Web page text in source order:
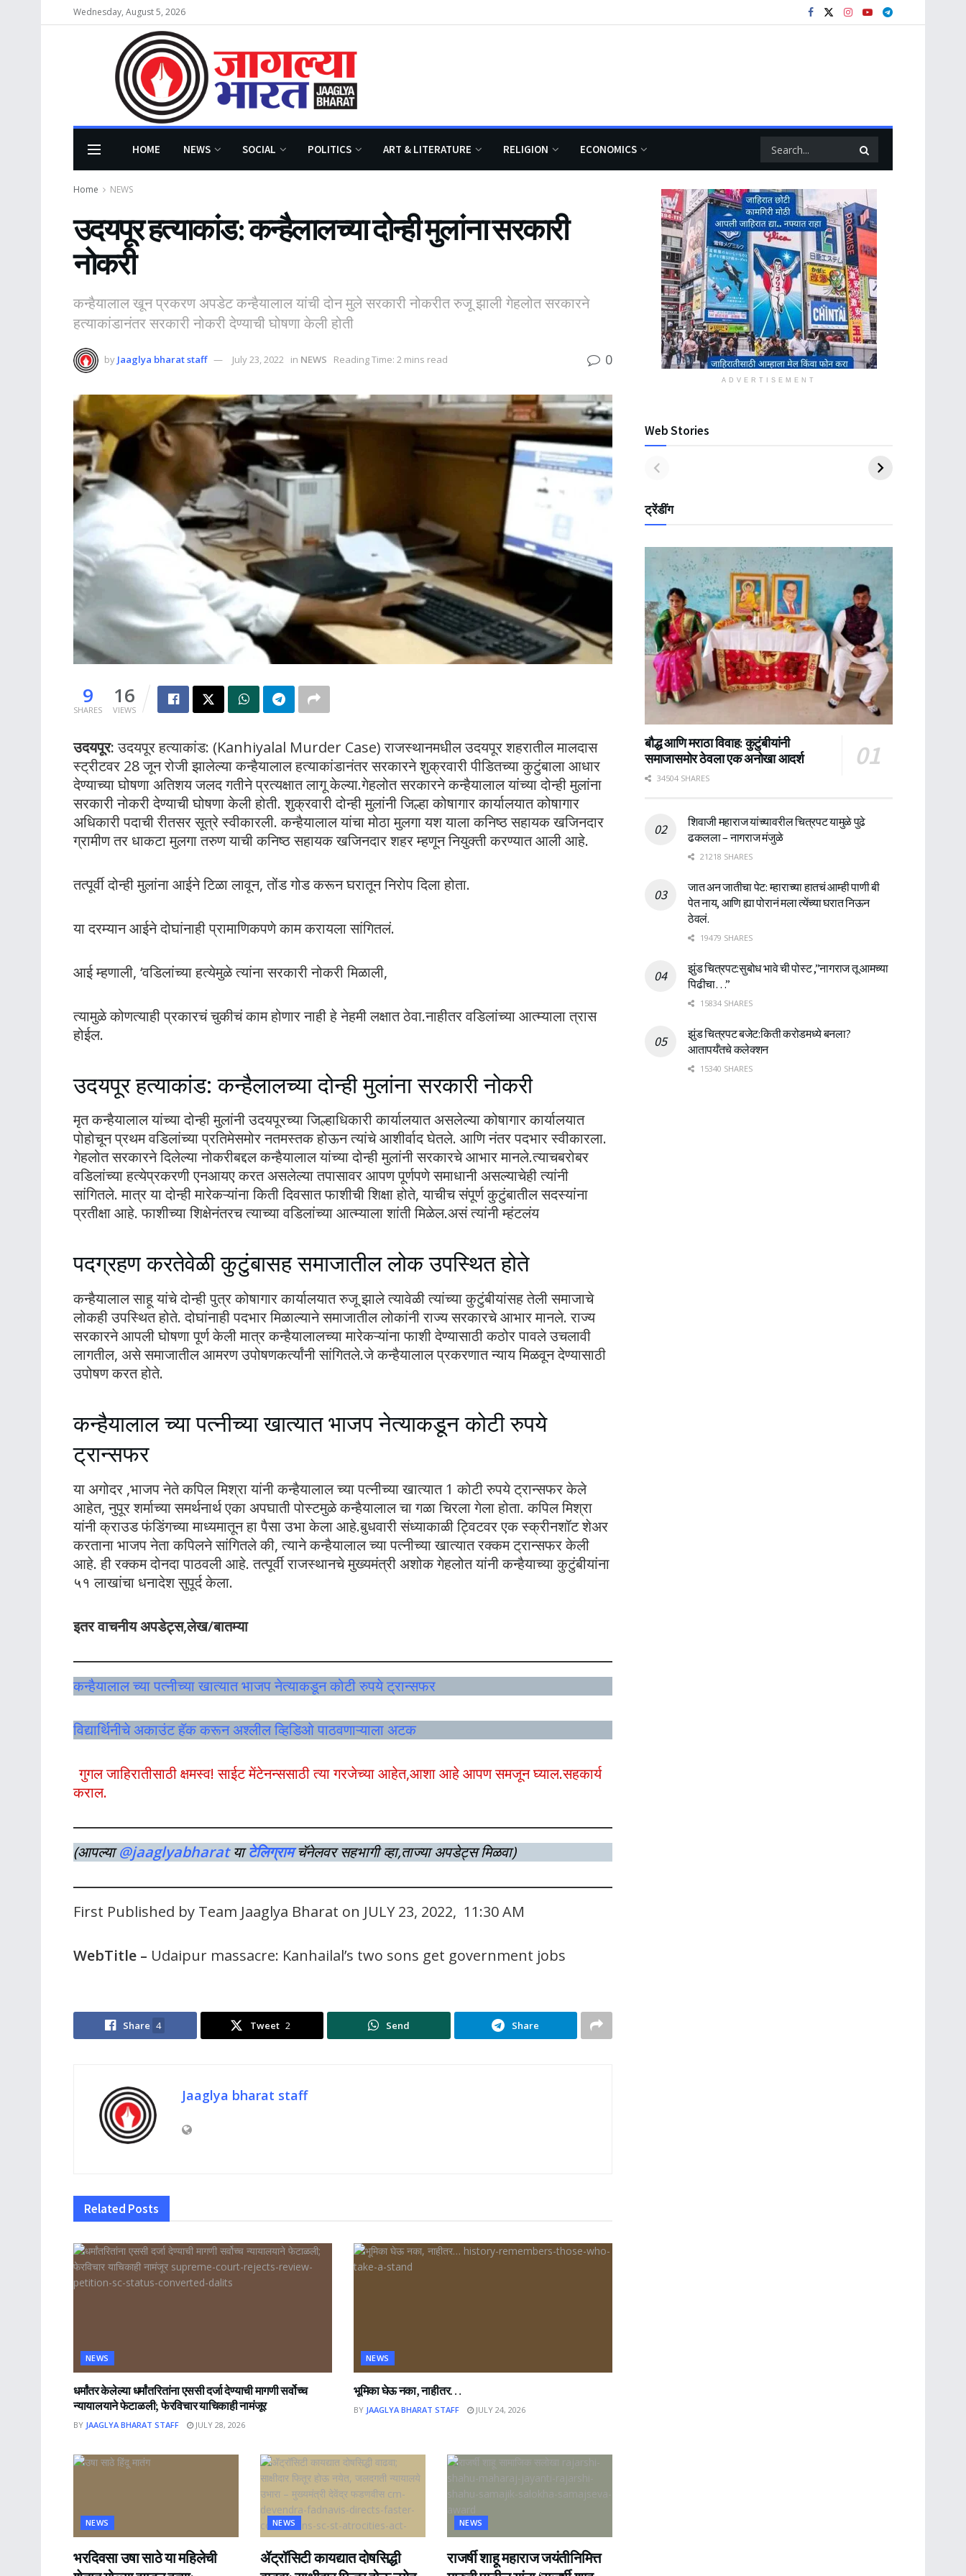
Wednesday, August 5, 2026
HOME NEWS SOCIAL POLITICS ART & LITERATURE RELIGION ECONOMICS
Home NEWS
उदयपूर हत्याकांड: कन्हैलालच्या दोन्ही मुलांना सरकारी
नोकरी
कन्हैयालाल खून प्रकरण अपडेट कन्हैयालाल यांची दोन मुले सरकारी नोकरीत रुजू झाली गेहलोत सरकारने
हत्याकांडानंतर सरकारी नोकरी देण्याची घोषणा केली होती
by Jaaglya bharat staff July 23, 2022 in NEWS Reading Time: 2 mins read 0
9
SHARES
16
VIEWS
उदयपूर:उदयपूर हत्याकांड: (Kanhiyalal Murder Case) राजस्थानमधील उदयपूर शहरातील मालदास
स्ट्रीटवर 28 जून रोजी झालेल्या कन्हैयालाल हत्याकांडानंतर सरकारने शुक्रवारी पीडितच्या कुटुंबाला आधार
देण्याच्या घोषणा अतिशय जलद गतीने प्रत्यक्षात लागू केल्या.गेहलोत सरकारने कन्हैयालाल यांच्या दोन्ही मुलांना
सरकारी नोकरी देण्याची घोषणा केली होती. शुक्रवारी दोन्ही मुलांनी जिल्हा कोषागार कार्यालयात कोषागार
अधिकारी पदाची रीतसर सूत्रे स्वीकारली. कन्हैयालाल यांचा मोठा मुलगा यश याला कनिष्ठ सहायक खजिनदार
ग्रामीण तर धाकटा मुलगा तरुण याची कनिष्ठ सहायक खजिनदार शहर म्हणून नियुक्ती करण्यात आली आहे.
तत्पूर्वी दोन्ही मुलांना आईने टिळा लावून, तोंड गोड करून घरातून निरोप दिला होता.
या दरम्यान आईने दोघांनाही प्रामाणिकपणे काम करायला सांगितलं.
आई म्हणाली, ‘वडिलांच्या हत्येमुळे त्यांना सरकारी नोकरी मिळाली,
त्यामुळे कोणत्याही प्रकारचं चुकीचं काम होणार नाही हे नेहमी लक्षात ठेवा.नाहीतर वडिलांच्या आत्म्याला त्रास
होईल.
उदयपूर हत्याकांड: कन्हैलालच्या दोन्ही मुलांना सरकारी नोकरी
मृत कन्हैयालाल यांच्या दोन्ही मुलांनी उदयपूरच्या जिल्हाधिकारी कार्यालयात असलेल्या कोषागार कार्यालयात
पोहोचून प्रथम वडिलांच्या प्रतिमेसमोर नतमस्तक होऊन त्यांचे आशीर्वाद घेतले. आणि नंतर पदभार स्वीकारला.
गेहलोत सरकारने दिलेल्या नोकरीबद्दल कन्हैयालाल यांच्या दोन्ही मुलांनी सरकारचे आभार मानले.त्याचबरोबर
वडिलांच्या हत्येप्रकरणी एनआयए करत असलेल्या तपासावर आपण पूर्णपणे समाधानी असल्याचेही त्यांनी
सांगितले. मात्र या दोन्ही मारेकऱ्यांना किती दिवसात फाशीची शिक्षा होते, याचीच संपूर्ण कुटुंबातील सदस्यांना
प्रतीक्षा आहे. फाशीच्या शिक्षेनंतरच त्याच्या वडिलांच्या आत्म्याला शांती मिळेल.असं त्यांनी म्हंटलंय
पदग्रहण करतेवेळी कुटुंबासह समाजातील लोक उपस्थित होते
कन्हैयालाल साहू यांचे दोन्ही पुत्र कोषागार कार्यालयात रुजू झाले त्यावेळी त्यांच्या कुटुंबीयांसह तेली समाजाचे
लोकही उपस्थित होते. दोघांनाही पदभार मिळाल्याने समाजातील लोकांनी राज्य सरकारचे आभार मानले. राज्य
सरकारने आपली घोषणा पूर्ण केली मात्र कन्हैयालालच्या मारेकऱ्यांना फाशी देण्यासाठी कठोर पावले उचलावी
लागतील, असे समाजातील आमरण उपोषणकर्त्यांनी सांगितले.जे कन्हैयालाल प्रकरणात न्याय मिळवून देण्यासाठी
उपोषण करत होते.
कन्हैयालाल च्या पत्नीच्या खात्यात भाजप नेत्याकडून कोटी रुपये
ट्रान्सफर
या अगोदर ,भाजप नेते कपिल मिश्रा यांनी कन्हैयालाल च्या पत्नीच्या खात्यात 1 कोटी रुपये ट्रान्सफर केले
आहेत, नुपूर शर्माच्या समर्थनार्थ एका अपघाती पोस्टमुळे कन्हैयालाल चा गळा चिरला गेला होता. कपिल मिश्रा
यांनी क्राउड फंडिंगच्या माध्यमातून हा पैसा उभा केला आहे.बुधवारी संध्याकाळी ट्विटवर एक स्क्रीनशॉट शेअर
करताना भाजप नेता कपिलने सांगितले की, त्याने कन्हैयालाल च्या पत्नीच्या खात्यात रक्कम ट्रान्सफर केली
आहे. ही रक्कम दोनदा पाठवली आहे. तत्पूर्वी राजस्थानचे मुख्यमंत्री अशोक गेहलोत यांनी कन्हैयाच्या कुटुंबीयांना
५१ लाखांचा धनादेश सुपूर्द केला.
इतर वाचनीय अपडेट्स,लेख/बातम्या
कन्हैयालाल च्या पत्नीच्या खात्यात भाजप नेत्याकडून कोटी रुपये ट्रान्सफर
विद्यार्थिनीचे अकाउंट हॅक करून अश्लील व्हिडिओ पाठवणाऱ्याला अटक
गुगल जाहिरातीसाठी क्षमस्व! साईट मेंटेनन्ससाठी त्या गरजेच्या आहेत,आशा आहे आपण समजून घ्याल.सहकार्य
कराल.
(आपल्या@jaaglyabharat याटेलिग्राम चॅनेलवर सहभागी व्हा,ताज्या अपडेट्स मिळवा)
First Published by Team Jaaglya Bharat on JULY 23, 2022, 11:30 AM
WebTitle – Udaipur massacre: Kanhailal’s two sons get government jobs
Share 4 Tweet 2 Send Share
Jaaglya bharat staff
Related Posts
NEWS
धर्मांतर केलेल्या धर्मांतरितांना एससी दर्जा देण्याची मागणी सर्वोच्च
न्यायालयाने फेटाळली; फेरविचार याचिकाही नामंजूर
BY JAAGLYA BHARAT STAFF JULY 28, 2026
NEWS
भूमिका घेऊ नका, नाहीतर…
BY JAAGLYA BHARAT STAFF JULY 24, 2026
NEWS
भरदिवसा उषा साठे या महिलेची
NEWS
ॲट्रॉसिटी कायद्यात दोषसिद्धी
NEWS
राजर्षी शाहू महाराज जयंतीनिमित्त
ADVERTISEMENT
Web Stories
ट्रेंडींग
बौद्ध आणि मराठा विवाह: कुटुंबीयांनी
समाजासमोर ठेवला एक अनोखा आदर्श
34504 SHARES
शिवाजी महाराज यांच्यावरील चित्रपट यामुळे पुढे
ढकलला – नागराज मंजुळे
21218 SHARES
जात अन जातीचा पेट: म्हाराच्या हातचं आम्ही पाणी बी
पेत नाय, आणि ह्या पोरानं मला त्येंच्या घरात निऊन
ठेवलं.
19479 SHARES
झुंड चित्रपट:सुबोध भावे ची पोस्ट ,”नागराज तू आमच्या
पिढीचा…”
15834 SHARES
झुंड चित्रपट बजेट:किती करोडमध्ये बनला?
आतापर्यँतचे कलेक्शन
15340 SHARES